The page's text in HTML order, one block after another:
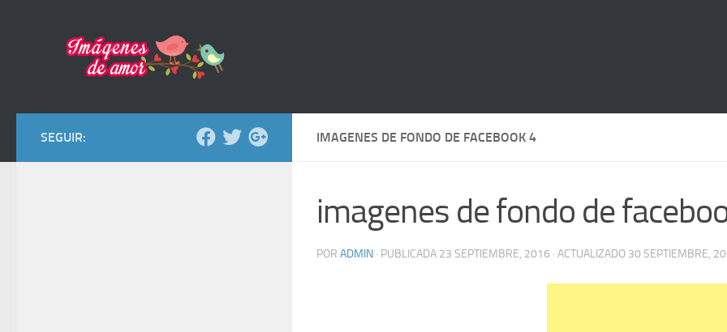
IMAGENES DE FONDO DE FACEBOOK 4
imagenes de fondo de
POR ADMIN · PUBLICADA 23 SEPTIEMBRE, 2016 · ACTUALIZADO 30 SEPTIEMBRE,
SEGUIR: